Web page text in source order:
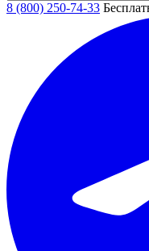
8 (800) 250-74-33